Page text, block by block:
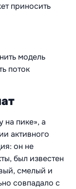
приносить
модель
поток
на пике», а
активного
он не
был известен
смелый и
совпадало с